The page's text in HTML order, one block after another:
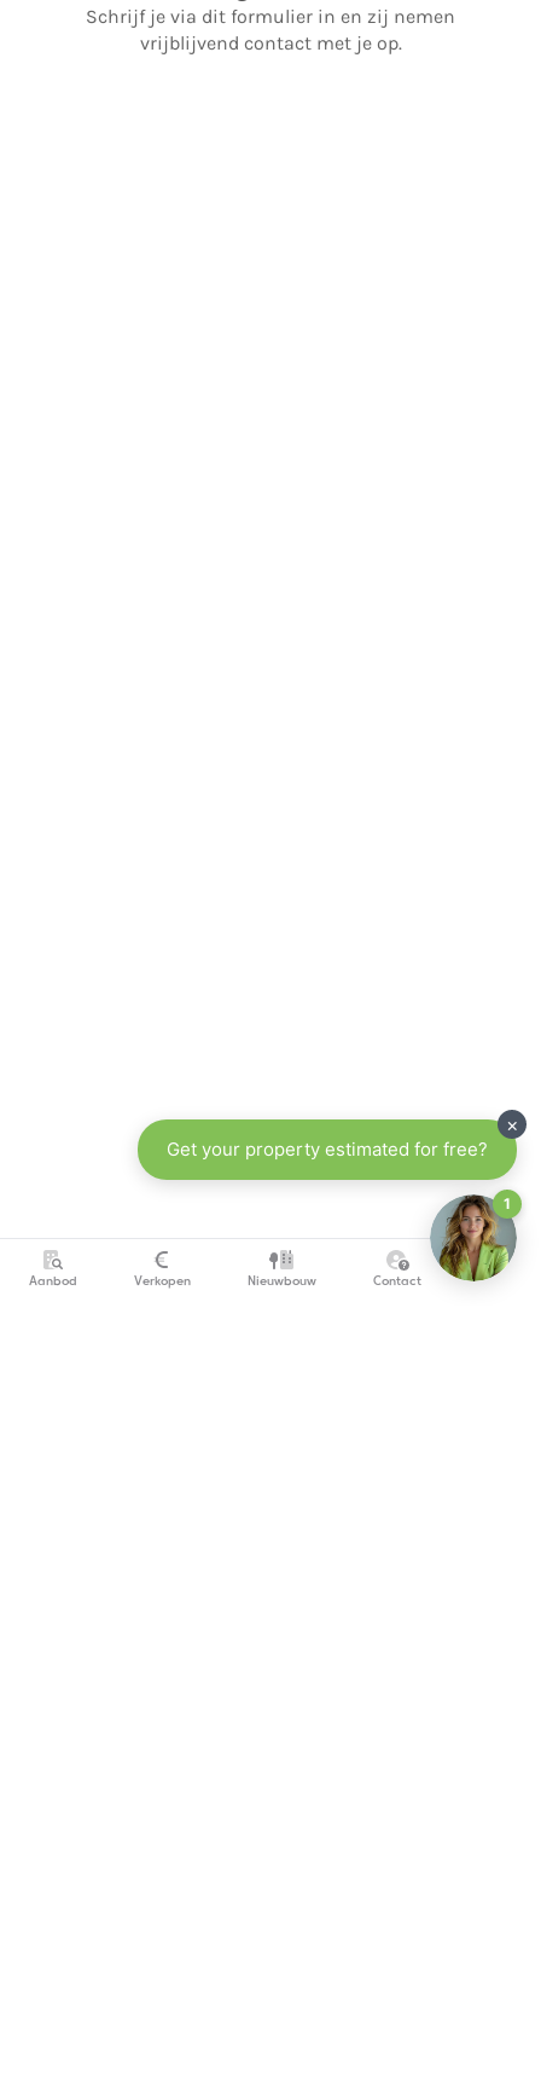
Aanbod Verkopen Nieuwbouw Contact